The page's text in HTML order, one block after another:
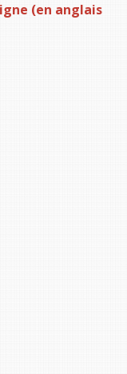
(en anglais